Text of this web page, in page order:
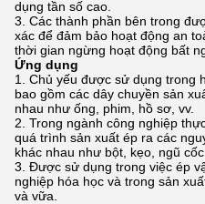
dụng tần số cao.
Các thành phần bên trong
xác để đảm bảo hoạt động an
thời gian ngừng hoạt động bất
Ứng dụng
Chủ yếu được sử dụng trong
bao gồm các dây chuyền sản
nhau như ống, phim, hồ sơ, vv.
Trong ngành công nghiệp
quá trình sản xuất ép ra các
khác nhau như bột, kẹo, ngũ
Được sử dụng trong việc ép
nghiệp hóa học và trong sản
và vữa.